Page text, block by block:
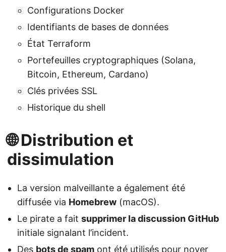
Configurations Docker
Identifiants de bases de données
État Terraform
Portefeuilles cryptographiques (Solana,
Bitcoin, Ethereum, Cardano)
Clés privées SSL
Historique du shell
🌐 Distribution et
dissimulation
La version malveillante a également été
diffusée via Homebrew (macOS).
Le pirate a fait supprimer la discussion GitHub
initiale signalant l’incident.
Des bots de spam ont été utilisés pour noyer